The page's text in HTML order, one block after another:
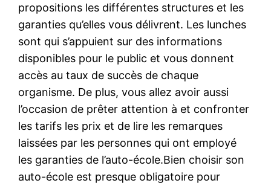
propositions les différentes structures et les
garanties qu’elles vous délivrent. Les lunches
sont qui s’appuient sur des informations
disponibles pour le public et vous donnent
accès au taux de succès de chaque
organisme. De plus, vous allez avoir aussi
l’occasion de prêter attention à et confronter
les tarifs les prix et de lire les remarques
laissées par les personnes qui ont employé
les garanties de l’auto-école.Bien choisir son
auto-école est presque obligatoire pour